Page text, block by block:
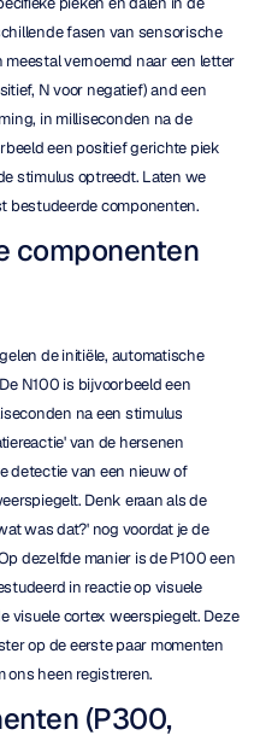
fasen van sensorische
vernoemd naar een letter
N voor negatief) and een
in milliseconden na de
een positief gerichte piek
stimulus optreedt. Laten we
bestudeerde componenten.
componenten
de initiële, automatische
N100 is bijvoorbeeld een
na een stimulus
van de hersenen
detectie van een nieuw of
Denk eraan als de
was dat?' nog voordat je de
dezelfde manier is de P100 een
in reactie op visuele
visuele cortex weerspiegelt. Deze
op de eerste paar momenten
ons heen registreren.
(P300,